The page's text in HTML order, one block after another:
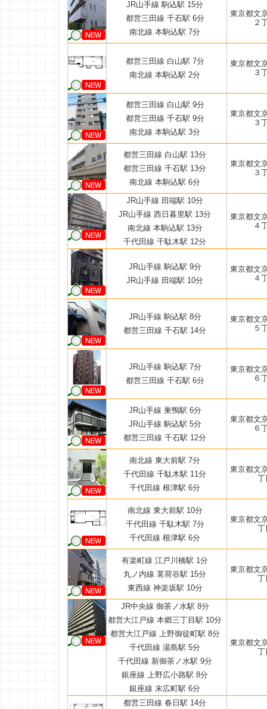
JR山手線 駒込駅 15分
都営三田線 千石駅 6分
南北線 本駒込駅 7分
東京都文
２
都営三田線 白山駅 7分
南北線 本駒込駅 2分
東京都文
３
都営三田線 白山駅 9分
都営三田線 千石駅 9分
南北線 本駒込駅 3分
東京都文
３
都営三田線 白山駅 13分
都営三田線 千石駅 13分
南北線 本駒込駅 6分
東京都文
３
JR山手線 田端駅 10分
JR山手線 西日暮里駅 13分
南北線 本駒込駅 13分
千代田線 千駄木駅 12分
東京都文
４
JR山手線 駒込駅 9分
JR山手線 田端駅 10分
東京都文
４
JR山手線 駒込駅 8分
都営三田線 千石駅 14分
東京都文
５
JR山手線 駒込駅 7分
都営三田線 千石駅 6分
東京都文
６
JR山手線 巣鴨駅 6分
JR山手線 駒込駅 5分
都営三田線 千石駅 12分
東京都文
６
南北線 東大前駅 7分
千代田線 千駄木駅 11分
千代田線 根津駅 6分
東京都文
丁
南北線 東大前駅 10分
千代田線 千駄木駅 7分
千代田線 根津駅 6分
東京都文
丁
有楽町線 江戸川橋駅 1分
丸ノ内線 茗荷谷駅 15分
東西線 神楽坂駅 10分
東京都文
丁
JR中央線 御茶ノ水駅 8分
都営大江戸線 本郷三丁目駅 10分
都営大江戸線 上野御徒町駅 8分
千代田線 湯島駅 5分
千代田線 新御茶ノ水駅 9分
銀座線 上野広小路駅 8分
銀座線 末広町駅 6分
東京都文
丁
都営三田線 春日駅 14分